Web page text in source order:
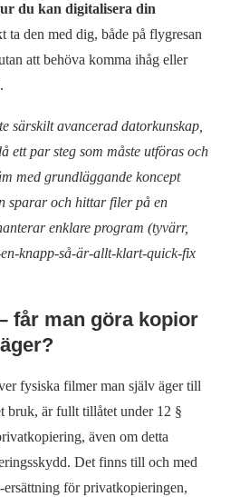
du kan digitalisera din
ta den med dig, både på flygresan
att behöva komma ihåg eller
särskilt avancerad datorkunskap,
ett par steg som måste utföras och
med grundläggande koncept
sparar och hittar filer på en
enklare program (tyvärr,
knapp-så-är-allt-klart-quick-fix
får man göra kopior
fysiska filmer man själv äger till
bruk, är fullt tillåtet under 12 §
även om detta
Det finns till och med
för privatkopieringen,